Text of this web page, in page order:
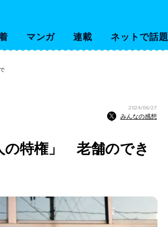
マンガ 連載 ネットで話題
2024/06/27
みんなの感想
の特権」 老舗のでき